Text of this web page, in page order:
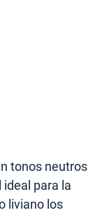
tonos neutros
para la
liviano los